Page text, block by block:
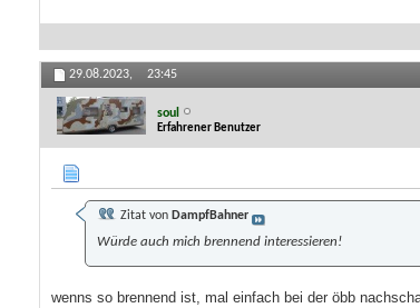
29.08.2023, 23:45
soul
Erfahrener Benutzer
Zitat von DampfBahner
Würde auch mich brennend interessieren!
wenns so brennend ist, mal einfach bei der öbb